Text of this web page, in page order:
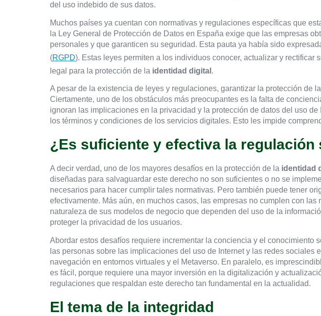
del uso indebido de sus datos.
Muchos países ya cuentan con normativas y regulaciones específicas que
la Ley General de Protección de Datos en España exige que las empresas
personales y que garanticen su seguridad. Esta pauta ya había sido
(RGPD). Estas leyes permiten a los individuos conocer, actualizar y
legal para la protección de la identidad digital .
A pesar de la existencia de leyes y regulaciones, garantizar la protección de la
Ciertamente, uno de los obstáculos más preocupantes es la falta de
ignoran las implicaciones en la privacidad y la protección de datos del uso
los términos y condiciones de los servicios digitales. Esto les impide
¿Es suficiente y efectiva la
A decir verdad, uno de los mayores desafíos en la protección de la identidad
diseñadas para salvaguardar este derecho no son suficientes o no se
necesarios para hacer cumplir tales normativas. Pero también puede tener
efectivamente. Más aún, en muchos casos, las empresas no cumplen con
naturaleza de sus modelos de negocio que dependen del uso de la
proteger la privacidad de los usuarios.
Abordar estos desafíos requiere incrementar la conciencia y el conocimiento
las personas sobre las implicaciones del uso de Internet y las redes
navegación en entornos virtuales y el Metaverso. En paralelo, es
es fácil, porque requiere una mayor inversión en la digitalización y
regulaciones que respaldan este derecho tan fundamental en la actualidad.
El tema de la integridad